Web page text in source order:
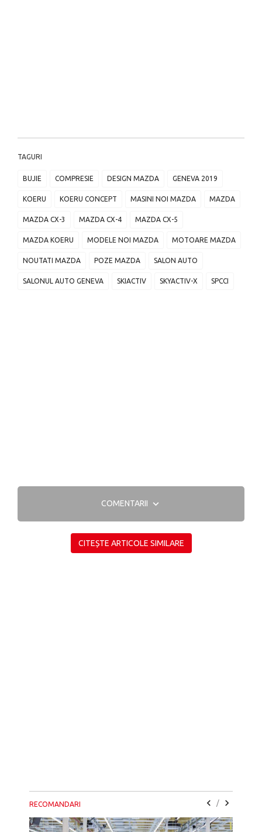
TAGURI
BUJIE COMPRESIE DESIGN MAZDA GENEVA 2019
KOERU KOERU CONCEPT MASINI NOI MAZDA MAZDA
MAZDA CX-3 MAZDA CX-4 MAZDA CX-5
MAZDA KOERU MODELE NOI MAZDA MOTOARE MAZDA
NOUTATI MAZDA POZE MAZDA SALON AUTO
SALONUL AUTO GENEVA SKIACTIV SKYACTIV-X SPCCI
COMENTARII
CITEȘTE ARTICOLE SIMILARE
RECOMANDARI /